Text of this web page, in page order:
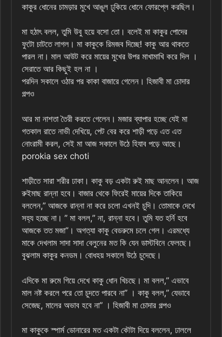
কাকুর ধোনের চামড়ার মুখে আঙুল ঢুকিয়ে ধোনে ফোরপ্লে করছিল।
মা হঠাৎ বলল, তুমি উবু হয়ে বসো তো। বলেই মা কাকুর পোদের
ফুটো চাটতে লাগল। মা কাকুকে রিমজব দিচ্ছে! কাকু আর থাকতে
পারল না। মাল আউট করে মায়ের মুখের উপর মাখামাখি করে দিল ।
সেরাতে আর কিছুই হল না ।
পরদিন সকালে ওঠার পর কাকা বাজারে গেলেন। হিজাবী মা চোদার
গল্পও
আর মা নাশতা তৈরী করতে গেলেন। মজার ব্যাপার হচ্ছে যেই মা
গতকাল রাতে নাভী দেখিয়ে, পেট বের করে শাড়ী পড়ে এত এত
নোংরামী করল, সেই মা আজ সকালে উঠে হিযাব পড়ে আছে।
porokia sex choti
শাড়ীতে সারা শরীর ঢাকা। কাকু বড় একটা রুই মাছ আনলেন। আজ
রুইমাছ রান্না হবে। বাজার থেকে ফিরেই মায়ের দিকে তাকিয়ে
বললেন,” আজকে রান্না না করে চলো এখনই চুদি। তোমাকে দেখে
সহ্য হচ্ছে না। ” মা বলল,” না, রান্না হবে। তুমি যত হর্নি হবে
আজকে তত মজা”। অগত্যা কাকু বেডরুমে চলে গেল। এরমধ্যে
মাকে দেখলাম সাদা সাদা বেলুনের মত কি যেন ডাস্টবিনে ফেলছে।
বুঝলাম কাকুর কনডম। বোধহয় সকালে উঠে চুদেছে।
এদিকে মা রুমে গিয়ে দেখে কাকু ধোন খিচছে। মা বলল,” এভাবে
মাল নষ্ট করলে পরে তো চুদতে পারবে না” । কাকু বলল,” যেভাবে
সেজেছ, মালের অভাব হবে না” । হিজাবী মা চোদার গল্পও
মা কাকুকে স্পার্ম ডোনারের মত একটা কৌটা দিয়ে বললেন, ঢাললে